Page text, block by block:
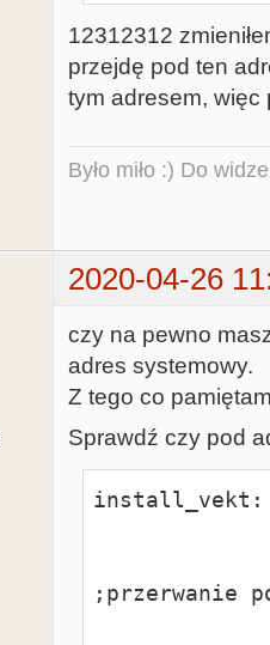
12312312
przejdę pod ten
tym adresem, więc
Było miło :) Do
2020-04-26
czy na pewno
adres systemowy.
Z tego co
Sprawdź czy pod
install_vekt:
;przerwanie